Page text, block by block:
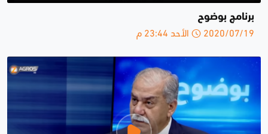
برنامج بوضوح
2020/07/19 الأحد 23:44 م